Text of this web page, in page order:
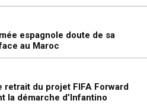
espagnole doute de sa
au Maroc
retrait du projet FIFA Forward
la démarche d’Infantino